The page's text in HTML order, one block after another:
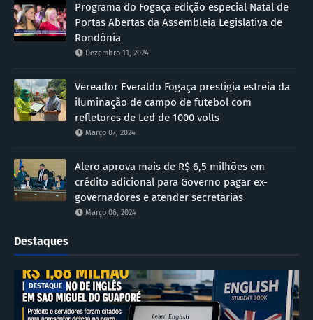
Programa do Fogaça edição especial Natal de
Portas Abertas da Assembleia Legislativa de
Rondônia
Dezembro 11, 2024
Vereador Everaldo Fogaça prestigia estreia da
iluminação de campo de futebol com
refletores de Led de 1000 volts
Março 07, 2024
Alero aprova mais de R$ 6,5 milhões em
crédito adicional para Governo pagar ex-
governadores e atender secretarias
Março 06, 2024
Destaques
DESTAQUE